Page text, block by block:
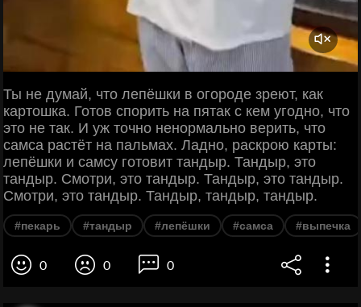
Ты не думай, что лепёшки в огороде зреют, как
картошка. Готов спорить на пятак с кем угодно, что
это не так. И уж точно ненормально верить, что
самса растёт на пальмах. Ладно, раскрою карты:
лепёшки и самсу готовит тандыр. Тандыр, это
тандыр. Смотри, это тандыр. Тандыр, это тандыр.
Смотри, это тандыр. Тандыр, тандыр, тандыр.
#пекарь #тандыр #лепёшки #самса #выпечка
0 0 0